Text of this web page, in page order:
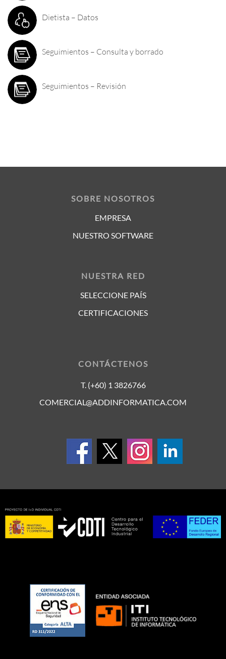
Dietista – Datos
Seguimientos – Consulta y borrado
Seguimientos – Revisión
SOBRE NOSOTROS
EMPRESA
NUESTRO SOFTWARE
NUESTRA RED
SELECCIONE PAÍS
CERTIFICACIONES
CONTÁCTENOS
T. (+60) 1 3826766
COMERCIAL@ADDINFORMATICA.COM